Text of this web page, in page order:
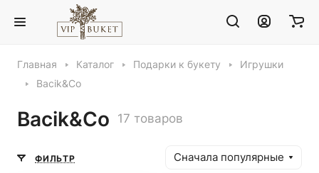
Главная Каталог Подарки к букету
Игрушки
Bacik&Co
Bacik&Co 17 товаров
ФИЛЬТР Сначала популярные